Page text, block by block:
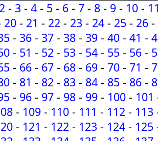
2 - 3 - 4 - 5 - 6 - 7 - 8 - 9 - 10 -
20 - 21 - 22 - 23 - 24 - 25 - 26 -
- 36 - 37 - 38 - 39 - 40 - 41 -
- 51 - 52 - 53 - 54 - 55 - 56 -
- 66 - 67 - 68 - 69 - 70 - 71 -
- 81 - 82 - 83 - 84 - 85 - 86 -
- 96 - 97 - 98 - 99 - 100 - 101
- 109 - 110 - 111 - 112 - 113
- 121 - 122 - 123 - 124 - 125